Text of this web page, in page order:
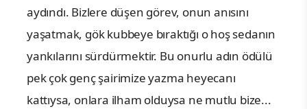
aydındı. Bizlere düşen görev, onun anısını
yaşatmak, gök kubbeye bıraktığı o hoş sedanın
yankılarını sürdürmektir. Bu onurlu adın ödülü
pek çok genç şairimize yazma heyecanı
kattıysa, onlara ilham olduysa ne mutlu bize...